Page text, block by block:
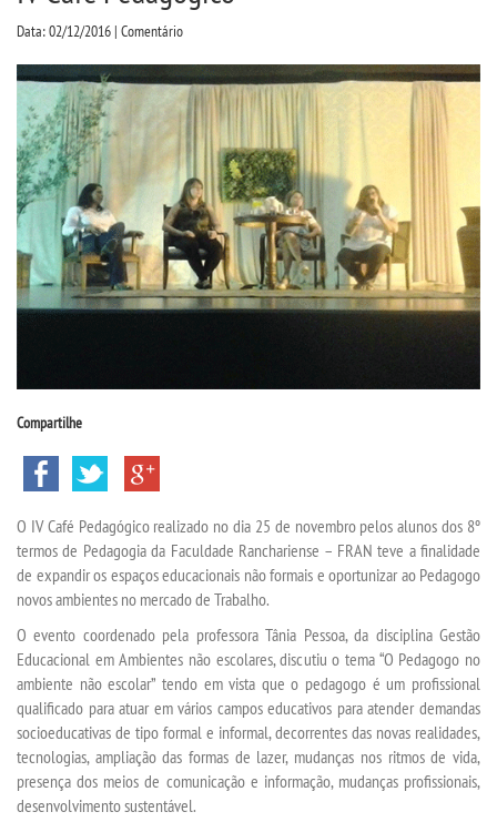
COLAP PROUNI
CURSOS
BACHARELADOS
LICENCIATURAS
VESTIBULAR
SEGUNDA GRADUAÇÃO
MATRÍCULA
EDITAL
NOTÍCIAS
DESTAQUES
Data: 02/12/2016 | Comentário
Compartilhe
O IV Café Pedagógico realizado no dia 25 de novembro pelos alunos dos 8º
termos de Pedagogia da Faculdade Ranchariense – FRAN teve a finalidade
de expandir os espaços educacionais não formais e oportunizar ao Pedagogo
novos ambientes no mercado de Trabalho.
O evento coordenado pela professora Tânia Pessoa, da disciplina Gestão
Educacional em Ambientes não escolares, discutiu o tema “O Pedagogo no
ambiente não escolar” tendo em vista que o pedagogo é um profissional
qualificado para atuar em vários campos educativos para atender demandas
socioeducativas de tipo formal e informal, decorrentes das novas realidades,
tecnologias, ampliação das formas de lazer, mudanças nos ritmos de vida,
presença dos meios de comunicação e informação, mudanças profissionais,
desenvolvimento sustentável.